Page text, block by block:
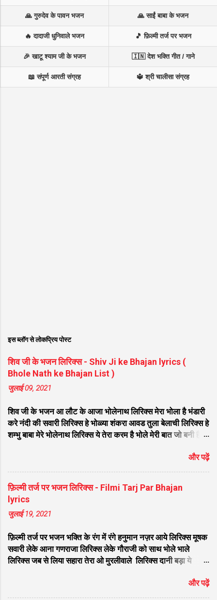
🙏 गुरुदेव के पावन भजन 🙏 साईं बाबा के भजन
🔥 दादाजी धुनिवाले भजन 🎵 फ़िल्मी तर्ज पर भजन
🎉 खाटू श्याम जी के भजन 🇮🇳 देश भक्ति गीत / गाने
📖 संपूर्ण आरती संग्रह 🔱 श्री चालीसा संग्रह
इस ब्लॉग से लोकप्रिय पोस्ट
शिव जी के भजन लिरिक्स - Shiv Ji ke Bhajan lyrics (
Bhole Nath ke Bhajan List )
जुलाई 09, 2021
शिव जी के भजन आ लौट के आजा भोलेनाथ लिरिक्स मेरा भोला है भंडारी
करे नंदी की सवारी लिरिक्स हे भोळ्या शंकरा आवड तुला बेलाची लिरिक्स हे
शम्भु बाबा मेरे भोलेनाथ लिरिक्स ये तेरा करम है भोले मेरी बात जो बनी है
गुलशन सा मेरे भोलेनाथ आये है लिरिक्स नगर में जोगी आया भेद कोई
समझ ना पाया लिरिक्स शिवजी तेरे द्वार हम भी आयेंगे लिरिक्स सांसो की
माला पे सिमरु मै शिव का नाम लिरिक्स डम डम डमरू बजाना होगा भोले
मेरी कुटिया में आना होगा लिरिक्स मेरे भोले से भोले बाबा लिरिक्स भोलेनाथ
का चेला लिरिक्स भोले चेला बना लेना लिरिक्स सिर पे विराजे गंगा की धार
लिरिक्स महादेवा - Mahadeva Hansraj Raghuwanshi लिरिक्स
ऐसा डमरू बजाया भोलेनाथ ने लिरिक्स शिव शंकर औघड दानी बम भोला
लिरिक्स शिव कैलाशों के वासी शंकर संकट हरना लि...
और पढ़ें
फ़िल्मी तर्ज पर भजन लिरिक्स - Filmi Tarj Par Bhajan
lyrics
जुलाई 19, 2021
फ़िल्मी तर्ज पर भजन भक्ति के रंग में रंगे हनुमान नज़र आये लिरिक्स मूषक
सवारी लेके आना गणराजा लिरिक्स लेके गौराजी को साथ भोले भाले
लिरिक्स जब से लिया सहारा तेरा ओ मुरलीवाले लिरिक्स दानी बड़ा ये
समंदर लांघ के हनुमत लंका नगरी आ गए लिरिक्स वतन के सिवा कुछ ना
चाहत करेंगे लिरिक्स मेरे साँवरे तेरे बिन जी ना लग लिरिक्स मिला दो अरे
और पढ़ें